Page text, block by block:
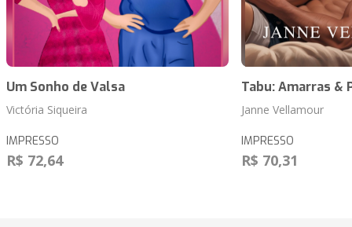
Um Sonho de Valsa
Victória Siqueira
IMPRESSO
R$ 72,64
Tabu: Amarras &
Janne Vellamour
IMPRESSO
R$ 70,31